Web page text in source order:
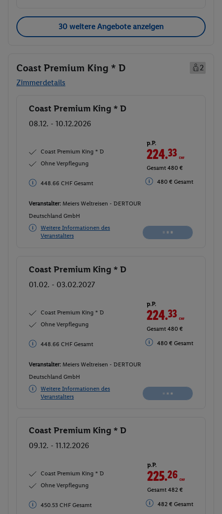
30 weitere Angebote anzeigen
Coast Premium King * D
2
Zimmerdetails
Buchen
Coast Premium King * D
08.12. - 10.12.2026
Coast Premium King * D
Ohne Verpflegung
448.66 CHF Gesamt
p.P.
224.33CHF
Gesamt 480 €
480 € Gesamt
Veranstalter: Meiers Weltreisen - DERTOUR
Deutschland GmbH
Weitere Informationen des
Veranstalters
Buchen
Coast Premium King * D
01.02. - 03.02.2027
Coast Premium King * D
Ohne Verpflegung
448.66 CHF Gesamt
p.P.
224.33CHF
Gesamt 480 €
480 € Gesamt
Veranstalter: Meiers Weltreisen - DERTOUR
Deutschland GmbH
Weitere Informationen des
Veranstalters
Buchen
Coast Premium King * D
09.12. - 11.12.2026
Coast Premium King * D
Ohne Verpflegung
450.53 CHF Gesamt
p.P.
225.26CHF
Gesamt 482 €
482 € Gesamt